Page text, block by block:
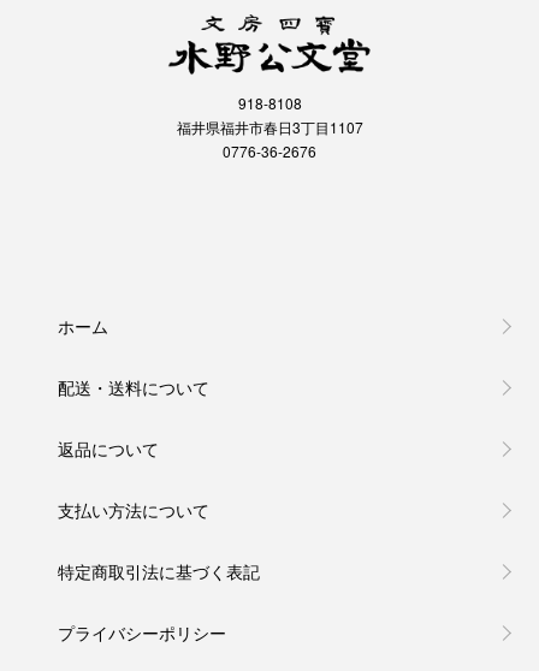
918-8108
福井県福井市春日3丁目1107
0776-36-2676
ホーム
配送・送料について
返品について
支払い方法について
特定商取引法に基づく表記
プライバシーポリシー